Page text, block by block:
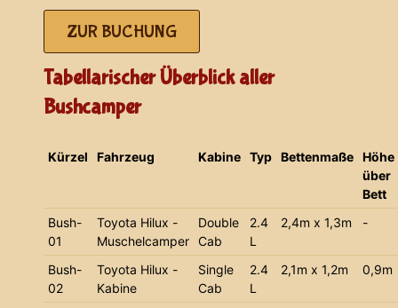
ZUR BUCHUNG
Tabellarischer Überblick aller
Bushcamper
Kürzel Fahrzeug Kabine Typ Bettenmaße Höhe
über
Bett
Bush-
01
Toyota Hilux -
Muschelcamper
Double
Cab
2.4
L
2,4m x 1,3m -
Bush-
02
Toyota Hilux -
Kabine
Single
Cab
2.4
L
2,1m x 1,2m 0,9m